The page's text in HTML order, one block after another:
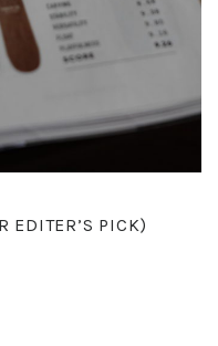
EDITER’S PICK)